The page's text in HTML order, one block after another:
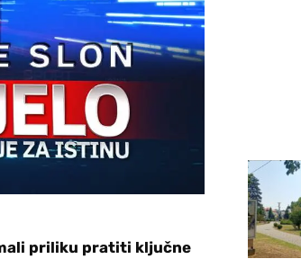
priliku pratiti ključne